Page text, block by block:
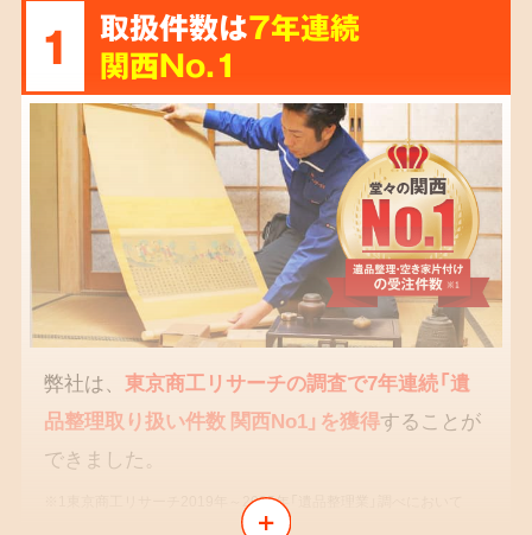
1 取扱件数は7年連続
関西No.1
弊社は、東京商工リサーチの調査で7年連続「遺
品整理取り扱い件数 関西No1」を獲得することが
できました。
※1東京商工リサーチ2019年～2025年「遺品整理業」調べにおいて